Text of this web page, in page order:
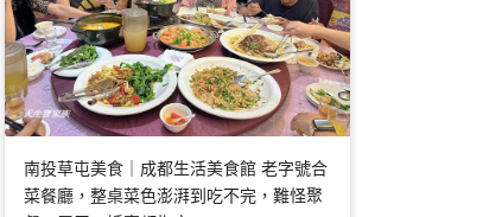
南投草屯美食｜成都生活美食館 老字號合
菜餐廳，整桌菜色澎湃到吃不完，難怪聚